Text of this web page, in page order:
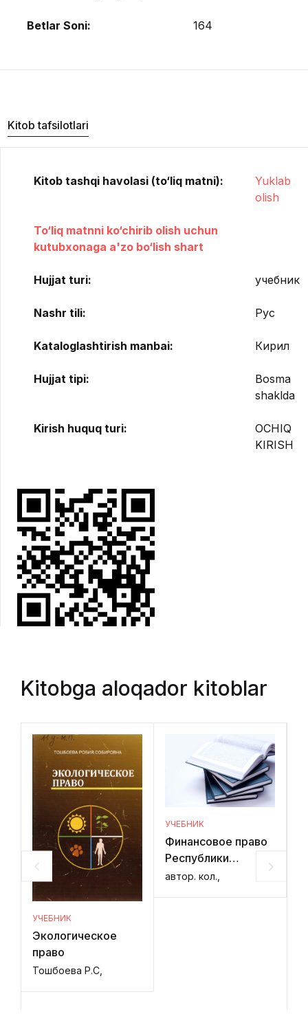
Betlar Soni: 164
Kitob tafsilotlari
Kitob tashqi havolasi (to‘liq matni):
Yuklab
olish
To‘liq matnni ko‘chirib olish uchun
kutubxonaga a'zo bo‘lish shart
Hujjat turi: учебник
Nashr tili: Рус
Kataloglashtirish manbai: Кирил
Hujjat tipi:
Bosma
shaklda
Kirish huquq turi:
OCHIQ
KIRISH
Kitobga aloqador kitoblar
УЧЕБНИК
Экологическое
право
Тошбоева Р.С,
УЧЕБНИК
Финансовое право
Республики
Узбекистан
автор. кол.,